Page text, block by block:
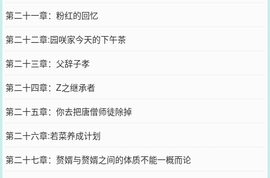
第二十一章：粉红的回忆
第二十二章:园咲家今天的下午茶
第二十三章：父辞子孝
第二十四章：Z之继承者
第二十五章：你去把唐僧师徒除掉
第二十六章:若菜养成计划
第二十七章：赘婿与赘婿之间的体质不能一概而论